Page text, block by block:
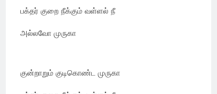
பக்தர் குறை நீக்கும் வள்ளல் நீ
அல்லவோ முருகா
குன்றாறும் குடிகொண்ட முருகா